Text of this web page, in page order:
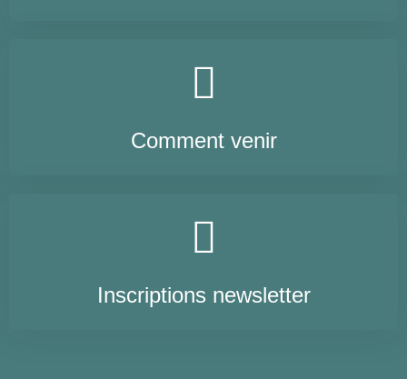
Comment venir
Inscriptions newsletter